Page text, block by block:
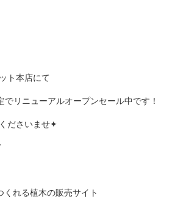
ト本店にて
でリニューアルオープンセール中です！
ださいませ✦
れる植木の販売サイト